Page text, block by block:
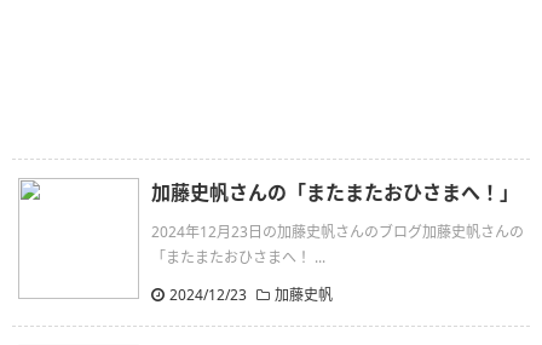
加藤史帆さんの「またまたおひさまへ！」
2024年12月23日の加藤史帆さんのブログ加藤史帆さんの
「またまたおひさまへ！ ...
2024/12/23
加藤史帆